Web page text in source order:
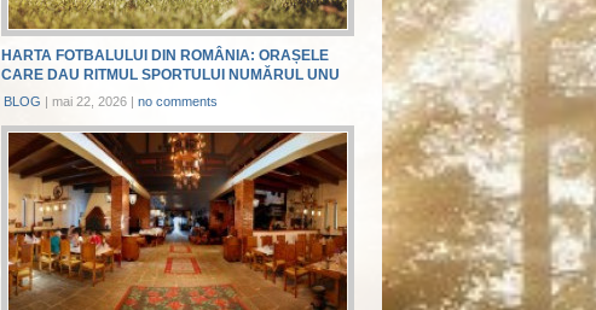
HARTA FOTBALULUI DIN ROMÂNIA: ORAȘELE
CARE DAU RITMUL SPORTULUI NUMĂRUL UNU
BLOG | mai 22, 2026 | no comments